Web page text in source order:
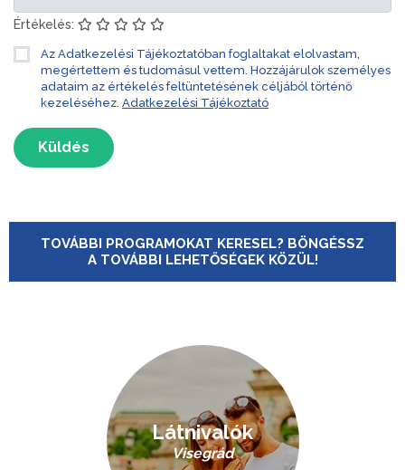
Értékelés:
Az Adatkezelési Tájékoztatóban foglaltakat elolvastam,
megértettem és tudomásul vettem. Hozzájárulok személyes
adataim az értékelés feltüntetésének céljából történő
kezeléséhez. Adatkezelési Tájékoztató
Küldés
TOVÁBBI PROGRAMOKAT KERESEL? BÖNGÉSSZ
A TOVÁBBI LEHETŐSÉGEK KÖZÜL!
Látnivalók
Visegrád